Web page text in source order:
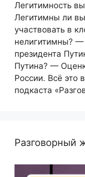
Легитимность
Легитимны ли
участвовать в
нелигитимны?
президента
Путина? —
России. Всё это
подкаста
Разговорный